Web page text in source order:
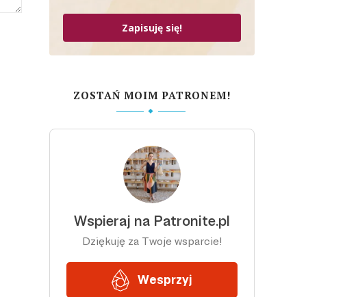
Zapisuję się!
ZOSTAŃ MOIM PATRONEM!